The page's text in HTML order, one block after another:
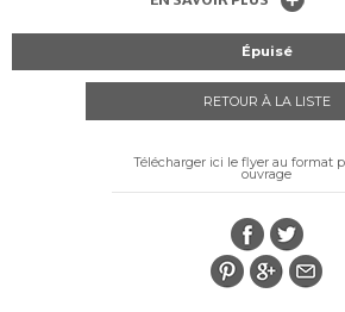
Épuisé
RETOUR À LA LISTE
Télécharger ici le flyer au format
ouvrage